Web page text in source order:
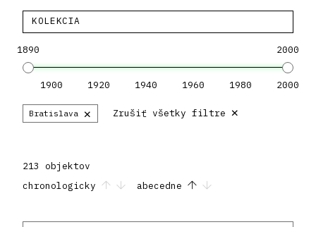
KOLEKCIA
1890 2000
1900 1920 1940 1960 1980 2000
Bratislava × Zrušiť všetky filtre ×
213 objektov
chronologicky
abecedne